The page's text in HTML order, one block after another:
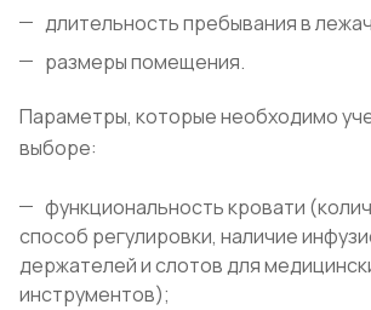
длительность пребывания в
размеры помещения.
Параметры, которые необходимо
выборе:
функциональность кровати
способ регулировки, наличие
держателей и слотов для
инструментов);